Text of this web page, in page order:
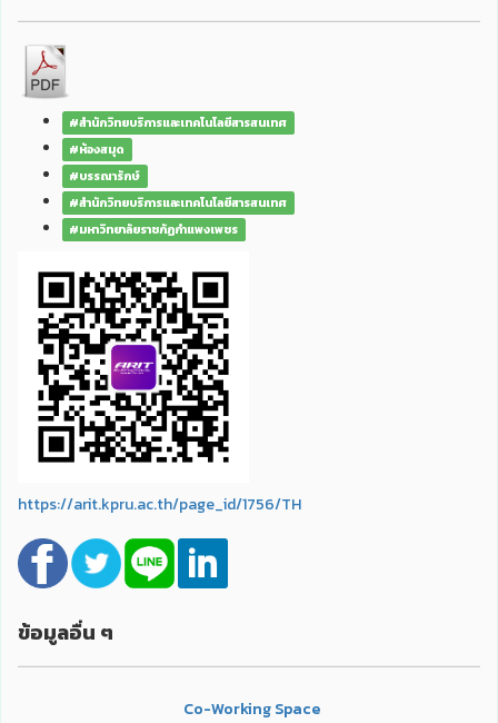
#สำนักวิทยบริการและเทคโนโลยีสารสนเทศ
#ห้องสมุด
#บรรณารักษ์
#สำนักวิทยบริการและเทคโนโลยีสารสนเทศ
#มหาวิทยาลัยราชภัฏกำแพงเพชร
https://arit.kpru.ac.th/page_id/1756/TH
ข้อมูลอื่น ๆ
Co-Working Space